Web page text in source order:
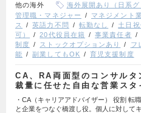
他の海外
海外展開あり（日系グ
管理職・マネジャー
マネジメント
ス
英語力不問 転勤なし 土日
可）
20代役員在籍 事業責任者
制度
ストックオプションあり フ
能
副業してもOK 育児支援制度
CA、RA両面型のコンサルタ
裁量に任せた自由な営業スタ
・CA（キャリアアドバイザー） 役割 転
と企業をつなぐ橋渡し役。個人に対して